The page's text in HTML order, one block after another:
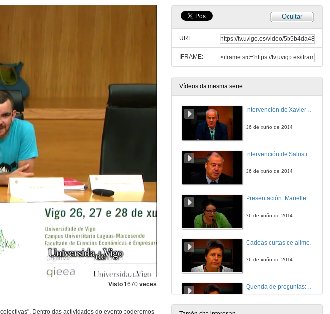
Visto 1670 veces
Dentro das actividades do evento poderemos
Ocultar
URL:
IFRAME:
Vídeos da mesma serie
Intervención de Xavier Simón
26 de xuño de 2014
26 de xuño de 2014
Presentación: Marielle Dubbeling
26 de xuño de 2014
26 de xuño de 2014
Quenda de preguntas: Cadeas curtas de alimentación
26 de xuño de 2014